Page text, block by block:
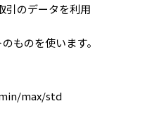
のデータを利用
ものを使います。
max/std